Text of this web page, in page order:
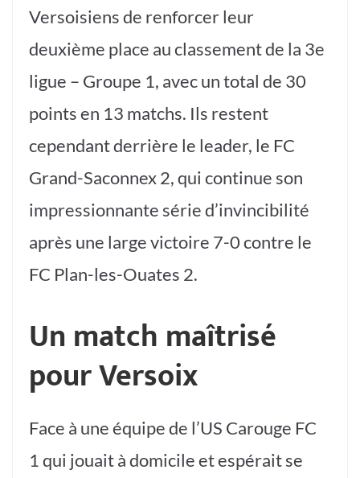
Versoisiens de renforcer leur
deuxième place au classement de la 3e
ligue – Groupe 1, avec un total de 30
points en 13 matchs. Ils restent
cependant derrière le leader, le FC
Grand-Saconnex 2, qui continue son
impressionnante série d’invincibilité
après une large victoire 7-0 contre le
FC Plan-les-Ouates 2.
Un match maîtrisé
pour Versoix
Face à une équipe de l’US Carouge FC
1 qui jouait à domicile et espérait se